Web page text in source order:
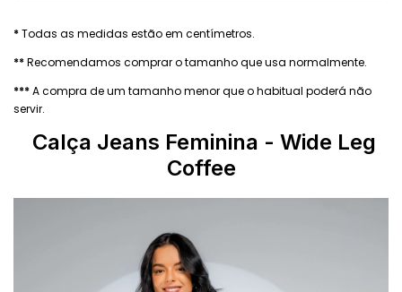
*Todas as medidas estão em centímetros.
**Recomendamos comprar o tamanho que usa normalmente.
***A compra de um tamanho menor que o habitual poderá não
servir.
Calça Jeans Feminina - Wide Leg
Coffee